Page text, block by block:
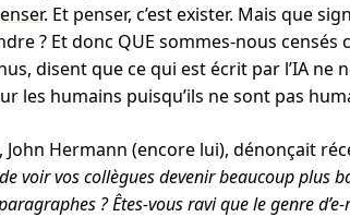
. Et penser, c’est exister. Mais que
? Et donc QUE sommes-nous
disent que ce qui est écrit par l’IA ne
les humains puisqu’ils ne sont pas
John Hermann (encore lui), dénonçait
voir vos collègues devenir beaucoup plus
? Êtes-vous ravi que le genre